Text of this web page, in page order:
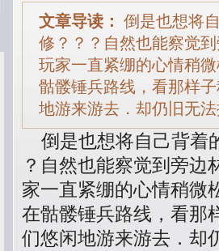
文章导读： 倒是也想将
修？？？自然也能察觉
玩家一直紧绷的心情稍
骷髅锤兵路线，看那样
地游来游去．却仍旧无
倒是也想将自己背着
？自然也能察觉到旁边
家一直紧绷的心情稍微
在骷髅锤兵路线，看那
们悠闲地游来游去．却